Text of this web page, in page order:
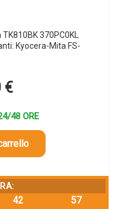
370PC0KL
Kyocera-Mita FS-
€
48 ORE
42 57